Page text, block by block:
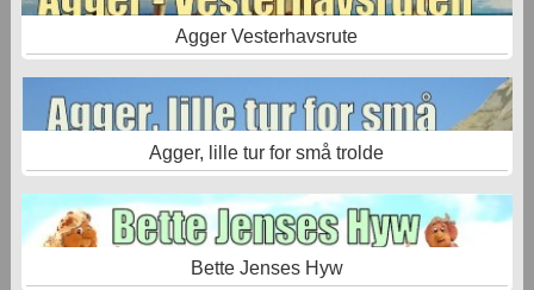
Agger Vesterhavsrute
Agger, lille tur for små trolde
Bette Jenses Hyw